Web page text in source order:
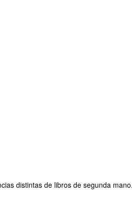
distintas de libros de segunda